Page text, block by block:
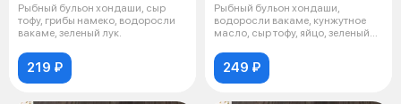
Рыбный бульон хондаши, сыр
тофу, грибы намеко, водоросли
вакаме, зеленый лук.
219 ₽
Рыбный бульон хондаши,
водоросли вакаме, кунжутное
масло, сыр тофу, яйцо, зеленый
249 ₽